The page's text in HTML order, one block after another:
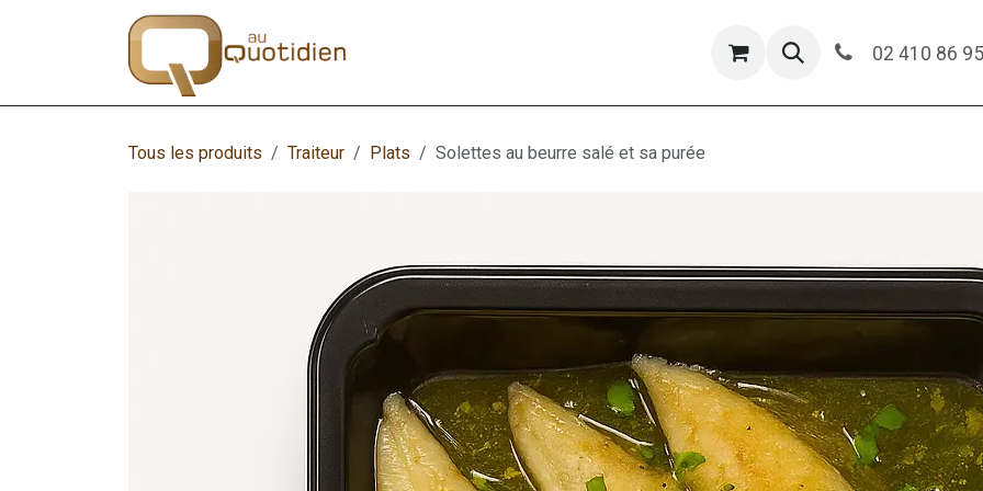
Se rendre au contenu
Sandwicherie Boucherie Fromagerie
02 410 86 95
Tous les produits Traiteur Plats Solettes au beurre salé et sa purée